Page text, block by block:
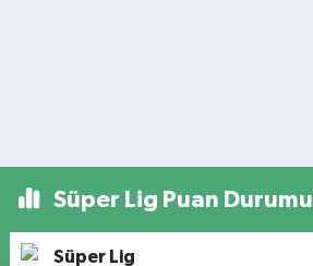
Süper Lig Puan Durumu
Süper Lig